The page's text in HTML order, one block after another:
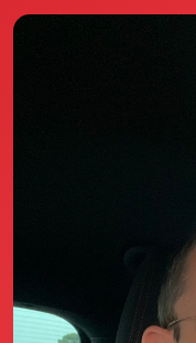
Agenzia
Love Notebook